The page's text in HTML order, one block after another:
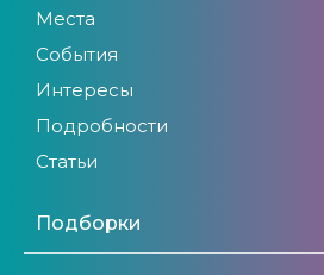
Места
События
Интересы
Подробности
Статьи
Подборки